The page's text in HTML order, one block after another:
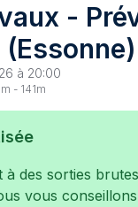
-
(Essonne)
à 20:00
m - 141m
des sorties
vous